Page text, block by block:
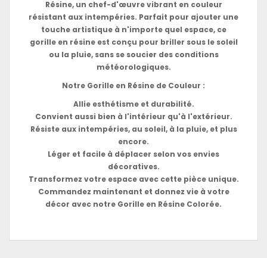
Résine, un chef-d'œuvre vibrant en couleur
résistant aux intempéries. Parfait pour ajouter une
touche artistique à n'importe quel espace, ce
gorille en résine est conçu pour briller sous le soleil
ou la pluie, sans se soucier des conditions
météorologiques.
Notre Gorille en Résine de Couleur :
Allie esthétisme et durabilité.
Convient aussi bien à l'intérieur qu'à l'extérieur.
Résiste aux intempéries, au soleil, à la pluie, et plus
encore.
Léger et facile à déplacer selon vos envies
décoratives.
Transformez votre espace avec cette pièce unique.
Commandez maintenant et donnez vie à votre
décor avec notre Gorille en Résine Colorée.